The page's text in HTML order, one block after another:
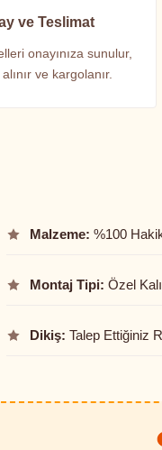
ve Teslimat
onayınıza sunulur,
ve kargolanır.
Malzeme: %100
Montaj Tipi: Özel
Dikiş: Talep Ettiğiniz